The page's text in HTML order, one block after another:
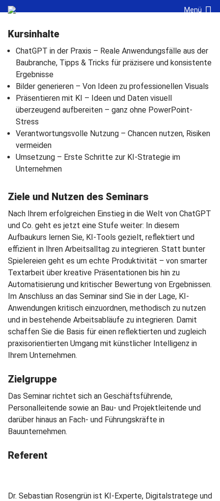
Menü
Kursinhalte
ChatGPT in der Praxis – Reale Anwendungsfälle aus der
Baubranche, Tipps & Tricks für präzisere und konsistente
Ergebnisse
Bilder generieren – Von Ideen zu professionellen Visuals
Präsentieren mit KI – Ideen und Daten visuell
überzeugend aufbereiten – ganz ohne PowerPoint-
Stress
Verantwortungsvolle Nutzung – Chancen nutzen, Risiken
vermeiden
Umsetzung – Erste Schritte zur KI-Strategie im
Unternehmen
Ziele und Nutzen des Seminars
Nach Ihrem erfolgreichen Einstieg in die Welt von ChatGPT
und Co. geht es jetzt eine Stufe weiter: In diesem
Aufbaukurs lernen Sie, KI-Tools gezielt, reflektiert und
effizient in Ihren Arbeitsalltag zu integrieren. Statt bunter
Spielereien geht es um echte Produktivität – von smarter
Textarbeit über kreative Präsentationen bis hin zu
Automatisierung und kritischer Bewertung von Ergebnissen.
Im Anschluss an das Seminar sind Sie in der Lage, KI-
Anwendungen kritisch einzuordnen, methodisch zu nutzen
und in bestehende Arbeitsabläufe zu integrieren. Damit
schaffen Sie die Basis für einen reflektierten und zugleich
praxisorientierten Umgang mit künstlicher Intelligenz in
Ihrem Unternehmen.
Zielgruppe
Das Seminar richtet sich an Geschäftsführende,
Personalleitende sowie an Bau- und Projektleitende und
darüber hinaus an Fach- und Führungskräfte in
Bauunternehmen.
Referent
Dr. Sebastian Rosengrün ist KI-Experte, Digitalstratege und